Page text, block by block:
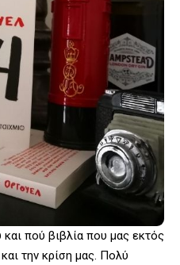
πού βιβλία που μας εκτός
την κρίση μας. Πολύ